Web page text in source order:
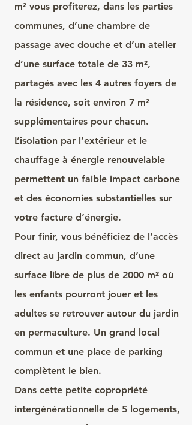
m² vous profiterez, dans les parties
communes, d’une chambre de
passage avec douche et d’un atelier
d’une surface totale de 33 m²,
partagés avec les 4 autres foyers de
la résidence, soit environ 7 m²
supplémentaires pour chacun.
L’isolation par l’extérieur et le
chauffage à énergie renouvelable
permettent un faible impact carbone
et des économies substantielles sur
votre facture d’énergie.
Pour finir, vous bénéficiez de l’accès
direct au jardin commun, d’une
surface libre de plus de 2000 m² où
les enfants pourront jouer et les
adultes se retrouver autour du jardin
en permaculture. Un grand local
commun et une place de parking
complètent le bien.
Dans cette petite copropriété
intergénérationnelle de 5 logements,